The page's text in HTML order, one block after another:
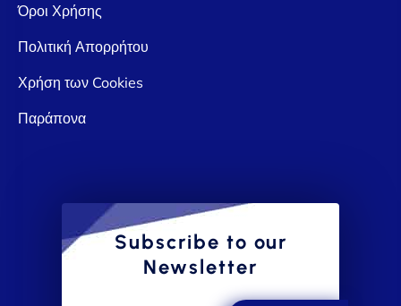
Όροι Χρήσης
Πολιτική Απορρήτου
Χρήση των Cookies
Παράπονα
Subscribe to our
Newsletter